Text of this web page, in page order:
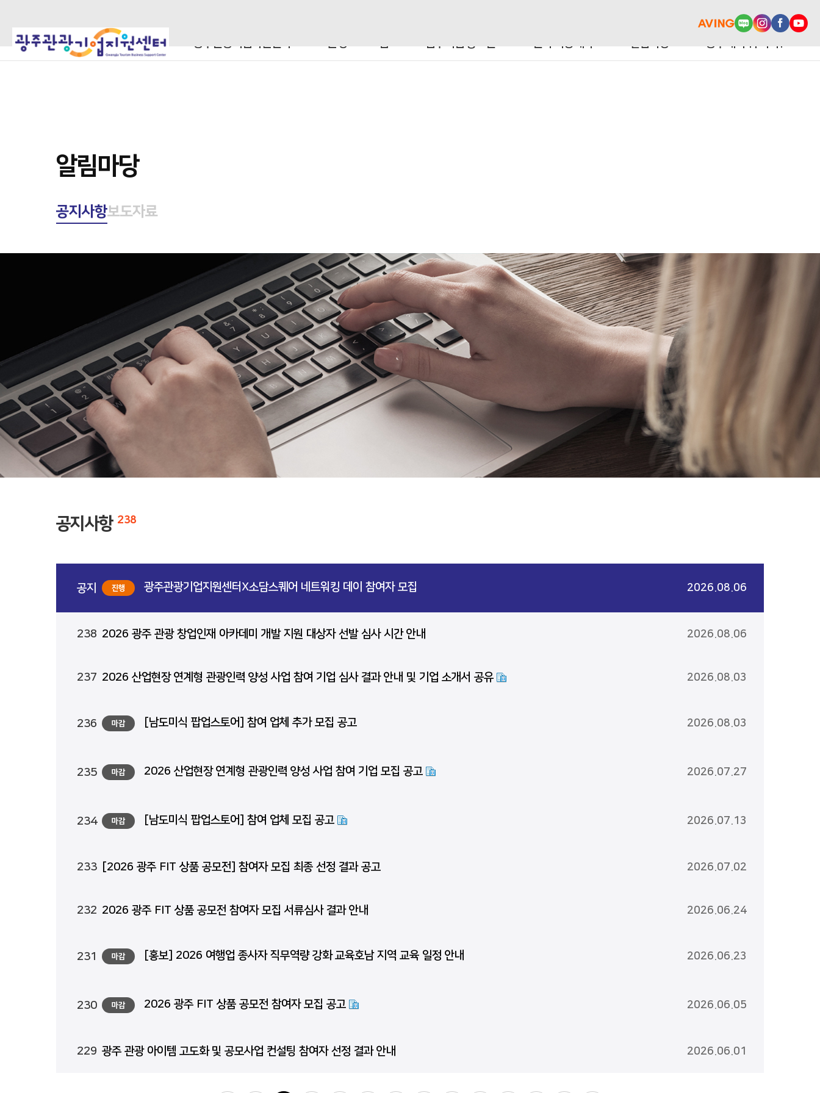
알림마당
공지사항보도자료
공지사항 238
공지 진행 광주관광기업지원센터X소담스퀘어 네트워킹 데이 참여자 모집 2026.08.06
238 2026 광주 관광 창업인재 아카데미 개발 지원 대상자 선발 심사 시간 안내 2026.08.06
237 2026 산업현장 연계형 관광인력 양성 사업 참여 기업 심사 결과 안내 및 기업 소개서 공유 2026.08.03
236 마감 [남도미식 팝업스토어] 참여 업체 추가 모집 공고 2026.08.03
235 마감 2026 산업현장 연계형 관광인력 양성 사업 참여 기업 모집 공고 2026.07.27
234 마감 [남도미식 팝업스토어] 참여 업체 모집 공고 2026.07.13
233 [2026 광주 FIT 상품 공모전] 참여자 모집 최종 선정 결과 공고 2026.07.02
232 2026 광주 FIT 상품 공모전 참여자 모집 서류심사 결과 안내 2026.06.24
231 마감 [홍보] 2026 여행업 종사자 직무역량 강화 교육호남 지역 교육 일정 안내 2026.06.23
230 마감 2026 광주 FIT 상품 공모전 참여자 모집 공고 2026.06.05
229 광주 관광 아이템 고도화 및 공모사업 컨설팅 참여자 선정 결과 안내 2026.06.01